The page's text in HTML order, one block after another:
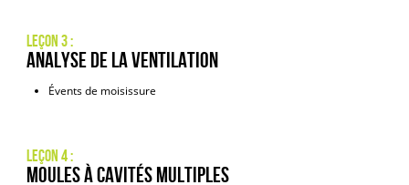
Leçon 3 :
Analyse de la ventilation
Évents de moisissure
Leçon 4 :
Moules à cavités multiples